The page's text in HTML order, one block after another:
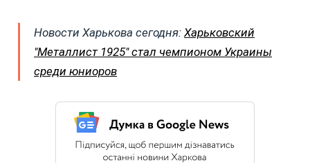
Новости Харькова сегодня: Харьковский
"Металлист 1925" стал чемпионом Украины
среди юниоров